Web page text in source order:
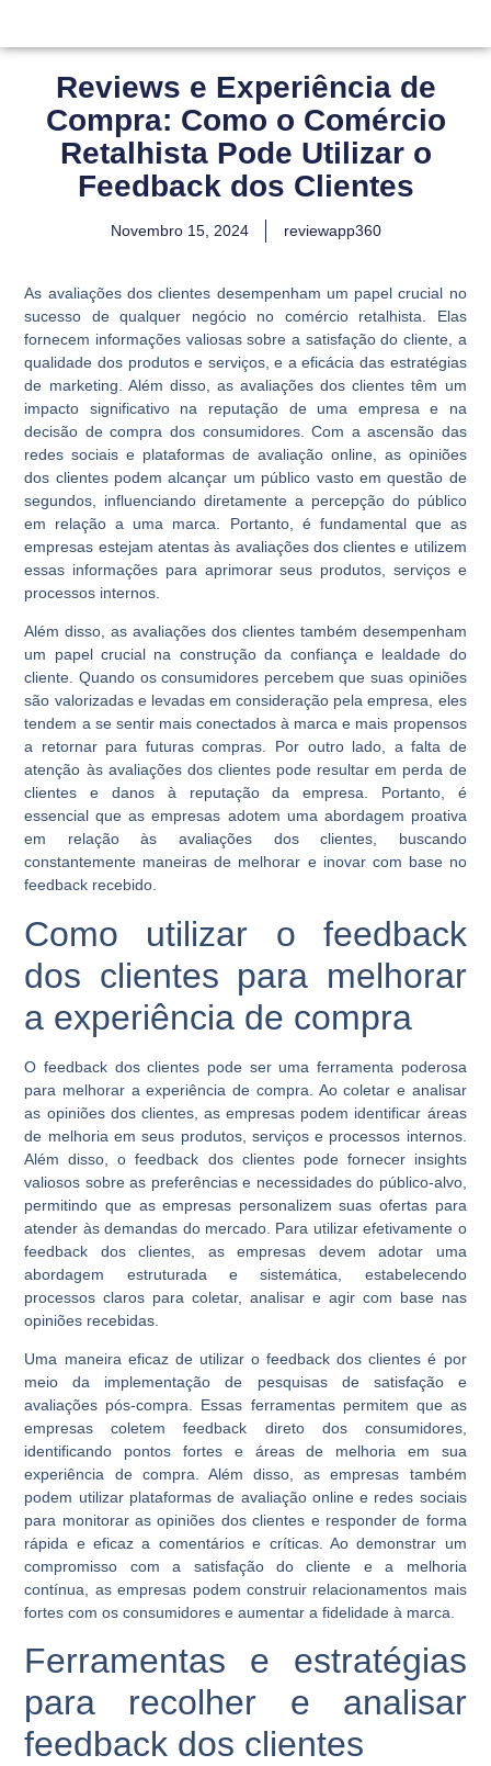
Reviews e Experiência de
Compra: Como o Comércio
Retalhista Pode Utilizar o
Feedback dos Clientes
Novembro 15, 2024 reviewapp360
As avaliações dos clientes desempenham um papel crucial no
sucesso de qualquer negócio no comércio retalhista. Elas
fornecem informações valiosas sobre a satisfação do cliente, a
qualidade dos produtos e serviços, e a eficácia das estratégias
de marketing. Além disso, as avaliações dos clientes têm um
impacto significativo na reputação de uma empresa e na
decisão de compra dos consumidores. Com a ascensão das
redes sociais e plataformas de avaliação online, as opiniões
dos clientes podem alcançar um público vasto em questão de
segundos, influenciando diretamente a percepção do público
em relação a uma marca. Portanto, é fundamental que as
empresas estejam atentas às avaliações dos clientes e utilizem
essas informações para aprimorar seus produtos, serviços e
processos internos.
Além disso, as avaliações dos clientes também desempenham
um papel crucial na construção da confiança e lealdade do
cliente. Quando os consumidores percebem que suas opiniões
são valorizadas e levadas em consideração pela empresa, eles
tendem a se sentir mais conectados à marca e mais propensos
a retornar para futuras compras. Por outro lado, a falta de
atenção às avaliações dos clientes pode resultar em perda de
clientes e danos à reputação da empresa. Portanto, é
essencial que as empresas adotem uma abordagem proativa
em relação às avaliações dos clientes, buscando
constantemente maneiras de melhorar e inovar com base no
feedback recebido.
Como utilizar o feedback
dos clientes para melhorar
a experiência de compra
O feedback dos clientes pode ser uma ferramenta poderosa
para melhorar a experiência de compra. Ao coletar e analisar
as opiniões dos clientes, as empresas podem identificar áreas
de melhoria em seus produtos, serviços e processos internos.
Além disso, o feedback dos clientes pode fornecer insights
valiosos sobre as preferências e necessidades do público-alvo,
permitindo que as empresas personalizem suas ofertas para
atender às demandas do mercado. Para utilizar efetivamente o
feedback dos clientes, as empresas devem adotar uma
abordagem estruturada e sistemática, estabelecendo
processos claros para coletar, analisar e agir com base nas
opiniões recebidas.
Uma maneira eficaz de utilizar o feedback dos clientes é por
meio da implementação de pesquisas de satisfação e
avaliações pós-compra. Essas ferramentas permitem que as
empresas coletem feedback direto dos consumidores,
identificando pontos fortes e áreas de melhoria em sua
experiência de compra. Além disso, as empresas também
podem utilizar plataformas de avaliação online e redes sociais
para monitorar as opiniões dos clientes e responder de forma
rápida e eficaz a comentários e críticas. Ao demonstrar um
compromisso com a satisfação do cliente e a melhoria
contínua, as empresas podem construir relacionamentos mais
fortes com os consumidores e aumentar a fidelidade à marca.
Ferramentas e estratégias
para recolher e analisar
feedback dos clientes